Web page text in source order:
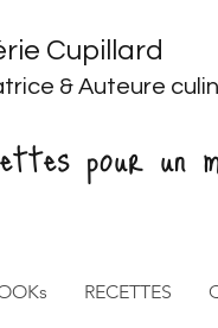
Cupillard
& Auteure
pour un
RECETTES